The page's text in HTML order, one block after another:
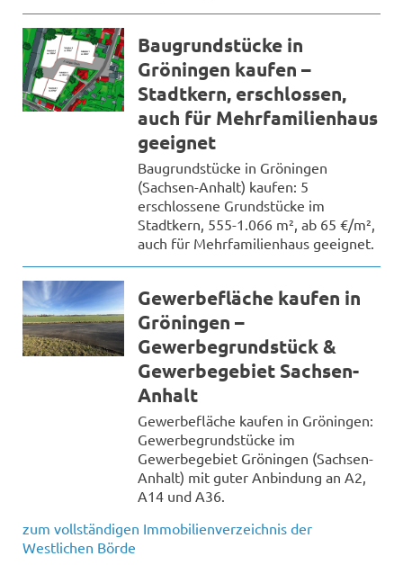
Baugrundstücke in
Gröningen kaufen –
Stadtkern, erschlossen,
auch für Mehrfamilienhaus
geeignet
Baugrundstücke in Gröningen
(Sachsen-Anhalt) kaufen: 5
erschlossene Grundstücke im
Stadtkern, 555-1.066 m², ab 65 €/m²,
auch für Mehrfamilienhaus geeignet.
Gewerbefläche kaufen in
Gröningen –
Gewerbegrundstück &
Gewerbegebiet Sachsen-
Anhalt
Gewerbefläche kaufen in Gröningen:
Gewerbegrundstücke im
Gewerbegebiet Gröningen (Sachsen-
Anhalt) mit guter Anbindung an A2,
A14 und A36.
zum vollständigen Immobilienverzeichnis der
Westlichen Börde